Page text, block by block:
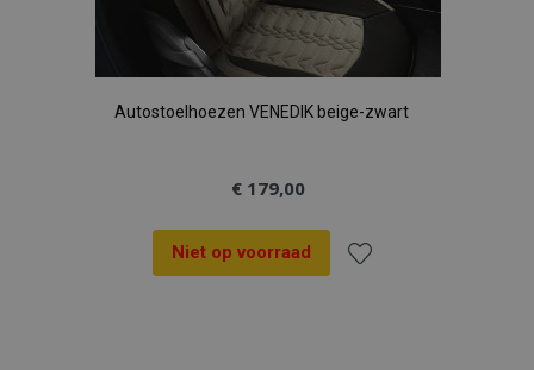
Autostoelhoezen VENEDIK beige-zwart
€ 179,00
Niet op voorraad